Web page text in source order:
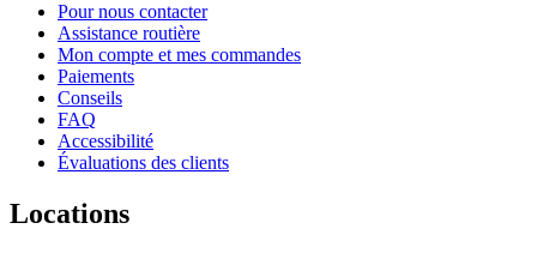
Pour nous contacter
Assistance routière
Mon compte et mes commandes
Paiements
Conseils
FAQ
Accessibilité
Évaluations des clients
Locations